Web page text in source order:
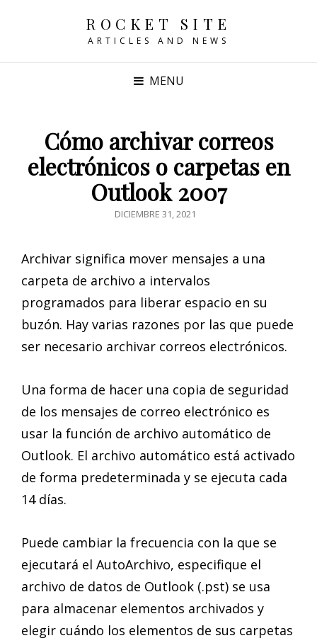
ROCKET SITE
ARTICLES AND NEWS
MENU
Cómo archivar correos
electrónicos o carpetas en
Outlook 2007
POSTED
DICIEMBRE 31, 2021
Archivar significa mover mensajes a una
carpeta de archivo a intervalos
programados para liberar espacio en su
buzón. Hay varias razones por las que puede
ser necesario archivar correos electrónicos.
Una forma de hacer una copia de seguridad
de los mensajes de correo electrónico es
usar la función de archivo automático de
Outlook. El archivo automático está activado
de forma predeterminada y se ejecuta cada
14 días.
Puede cambiar la frecuencia con la que se
ejecutará el AutoArchivo, especifique el
archivo de datos de Outlook (.pst) se usa
para almacenar elementos archivados y
elegir cuándo los elementos de sus carpetas